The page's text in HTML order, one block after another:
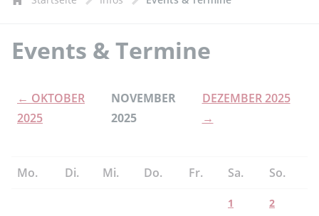
Events & Termine
← OKTOBER
2025
NOVEMBER
2025
DEZEMBER 2025
→
Mo. Di. Mi. Do. Fr. Sa. So.
1 2